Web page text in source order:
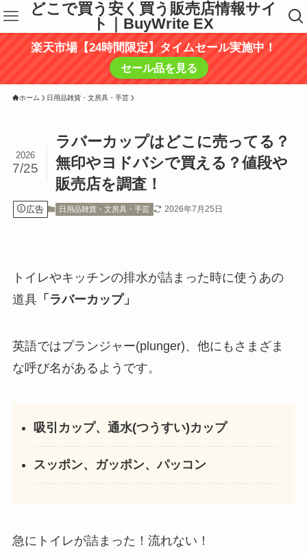
どこで買う安く買う販売店情報サイ
ト｜BuyWrite EX
楽天市場【24時間限定】タイムセール実施中！
セール品を見る
ホーム 日用品雑貨・文房具・手芸
ラバーカップはどこに売ってる？
無印やヨドバシで買える？値段や
販売店を調査！
2026
7/25
広告 日用品雑貨・文房具・手芸 2026年7月25日
トイレやキッチンの排水が詰まった時に使うあの
道具「ラバーカップ」
英語ではプランジャー(plunger)、他にもさまざま
な呼び名があるようです。
吸引カップ、通水(つうすい)カップ
スッポン、ガッポン、パッコン
急にトイレが詰まった！流れない！